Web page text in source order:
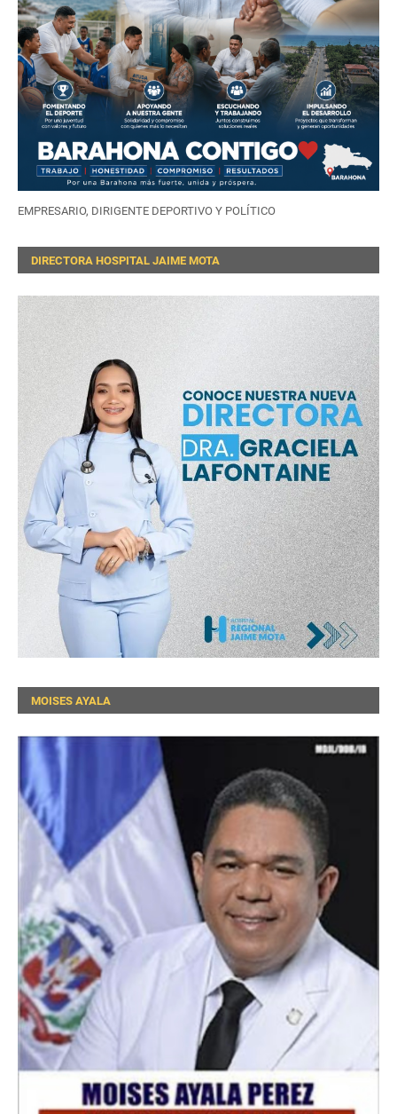
EMPRESARIO, DIRIGENTE DEPORTIVO Y POLÍTICO
DIRECTORA HOSPITAL JAIME MOTA
MOISES AYALA